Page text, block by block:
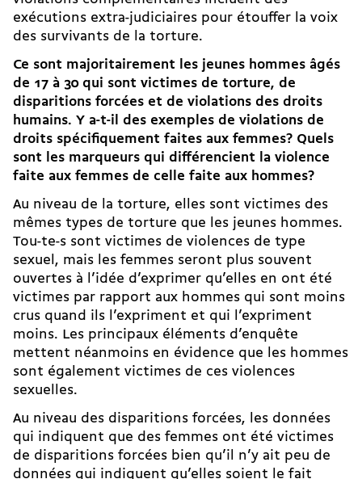
exécutions extra-judiciaires pour étouffer la voix
des survivants de la torture.
Ce sont majoritairement les jeunes hommes âgés
de 17 à 30 qui sont victimes de torture, de
disparitions forcées et de violations des droits
humains. Y a-t-il des exemples de violations de
droits spécifiquement faites aux femmes? Quels
sont les marqueurs qui différencient la violence
faite aux femmes de celle faite aux hommes?
Au niveau de la torture, elles sont victimes des
mêmes types de torture que les jeunes hommes.
Tou-te-s sont victimes de violences de type
sexuel, mais les femmes seront plus souvent
ouvertes à l’idée d’exprimer qu’elles en ont été
victimes par rapport aux hommes qui sont moins
crus quand ils l’expriment et qui l’expriment
moins. Les principaux éléments d’enquête
mettent néanmoins en évidence que les hommes
sont également victimes de ces violences
sexuelles.
Au niveau des disparitions forcées, les données
qui indiquent que des femmes ont été victimes
de disparitions forcées bien qu’il n’y ait peu de
données qui indiquent qu’elles soient le fait